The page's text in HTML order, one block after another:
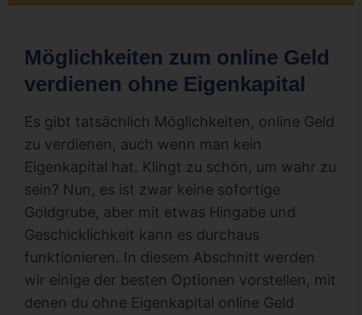
Möglichkeiten zum online Geld
verdienen ohne Eigenkapital
Es gibt tatsächlich Möglichkeiten, online Geld
zu verdienen, auch wenn man kein
Eigenkapital hat. Klingt zu schön, um wahr zu
sein? Nun, es ist zwar keine sofortige
Goldgrube, aber mit etwas Hingabe und
Geschicklichkeit kann es durchaus
funktionieren. In diesem Abschnitt werden
wir einige der besten Optionen vorstellen, mit
denen du ohne Eigenkapital online Geld